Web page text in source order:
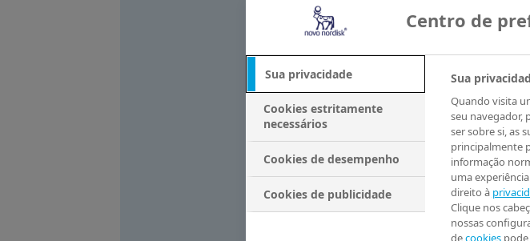
foi
eventos
tratamento
alcançada3
4 anos3 ,
segurança
embora não
farmácia,
Centro de
Sua privacidade
Cookies estritamente
necessários
Cookies de desempenho
Cookies de publicidade
Sua
Quando visita
seu navegador,
ser sobre si, as
principalmente
informação
uma
direito à
Clique nos
nossas
decookiespode